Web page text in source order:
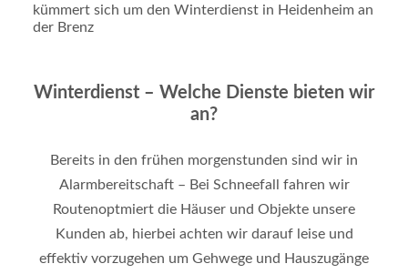
Winterdienst – Welche Dienste bieten wir
an?
Bereits in den frühen morgenstunden sind wir in
Alarmbereitschaft – Bei Schneefall fahren wir
Routenoptmiert die Häuser und Objekte unsere
Kunden ab, hierbei achten wir darauf leise und
effektiv vorzugehen um Gehwege und Hauszugänge